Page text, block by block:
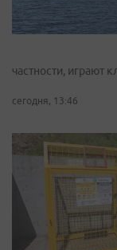
частности, играют
сегодня, 13:46